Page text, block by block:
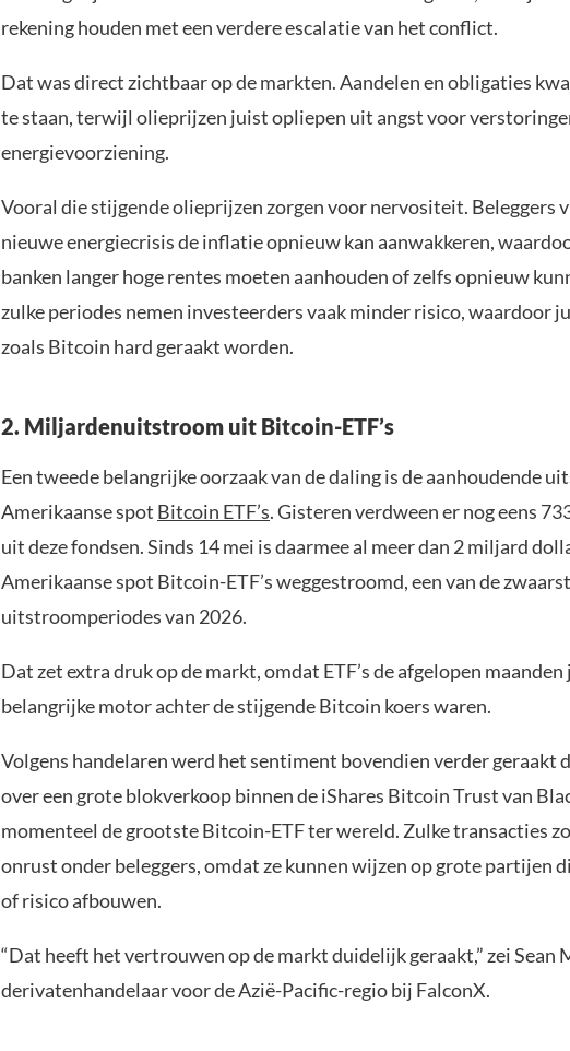
rekening houden met een verdere escalatie van het conflict.
Dat was direct zichtbaar op de markten. Aandelen en obligaties
te staan, terwijl olieprijzen juist opliepen uit angst voor
energievoorziening.
Vooral die stijgende olieprijzen zorgen voor nervositeit. Beleggers
nieuwe energiecrisis de inflatie opnieuw kan aanwakkeren,
banken langer hoge rentes moeten aanhouden of zelfs opnieuw
zulke periodes nemen investeerders vaak minder risico, waardoor
zoals Bitcoin hard geraakt worden.
2. Miljardenuitstroom uit Bitcoin-ETF’s
Een tweede belangrijke oorzaak van de daling is de aanhoudende
Amerikaanse spot Bitcoin ETF’s. Gisteren verdween er nog eens
uit deze fondsen. Sinds 14 mei is daarmee al meer dan 2 miljard
Amerikaanse spot Bitcoin-ETF’s weggestroomd, een van de
uitstroomperiodes van 2026.
Dat zet extra druk op de markt, omdat ETF’s de afgelopen maanden
belangrijke motor achter de stijgende Bitcoin koers waren.
Volgens handelaren werd het sentiment bovendien verder geraakt
over een grote blokverkoop binnen de iShares Bitcoin Trust van
momenteel de grootste Bitcoin-ETF ter wereld. Zulke transacties
onrust onder beleggers, omdat ze kunnen wijzen op grote partijen
of risico afbouwen.
“Dat heeft het vertrouwen op de markt duidelijk geraakt,” zei Sean
derivatenhandelaar voor de Azië-Pacific-regio bij FalconX.